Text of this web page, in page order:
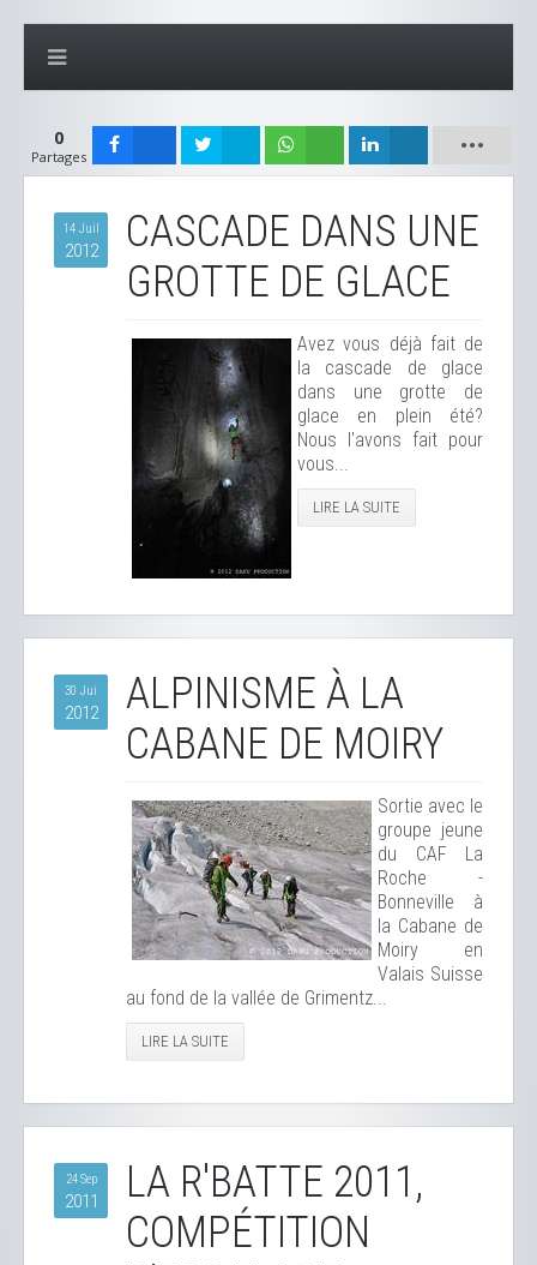
0
Partages
14 Juil
2012
CASCADE DANS UNE
GROTTE DE GLACE
Avez vous déjà fait de
la cascade de glace
dans une grotte de
glace en plein été?
Nous l'avons fait pour
vous...
LIRE LA SUITE
30 Jui
2012
ALPINISME À LA
CABANE DE MOIRY
Sortie avec le
groupe jeune
du CAF La
Roche -
Bonneville à
la Cabane de
Moiry en
Valais Suisse
au fond de la vallée de Grimentz...
LIRE LA SUITE
24 Sep
2011
LA R'BATTE 2011,
COMPÉTITION